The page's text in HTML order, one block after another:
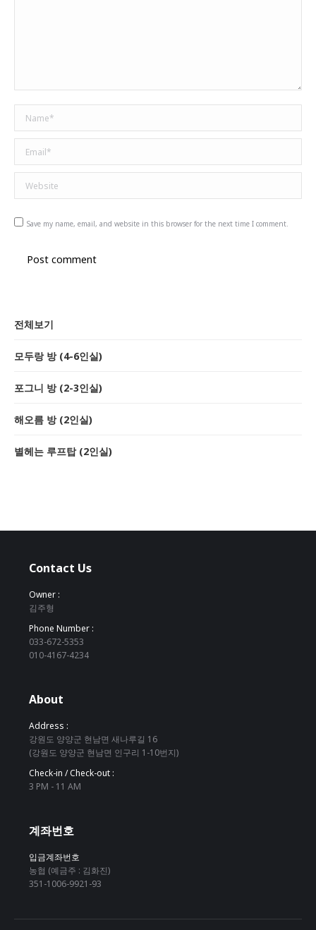
Name *
Email *
Website
Save my name, email, and website in this browser for the next time I comment.
Post comment
전체보기
모두랑 방 (4-6인실)
포그니 방 (2-3인실)
해오름 방 (2인실)
별헤는 루프탑 (2인실)
Contact Us
Owner :
김주형
Phone Number :
033-672-5353
010-4167-4234
About
Address :
강원도 양양군 현남면 새나루길 16
(강원도 양양군 현남면 인구리 1-10번지)
Check-in / Check-out :
3 PM - 11 AM
계좌번호
입금계좌번호
농협 (예금주 : 김화진)
351-1006-9921-93